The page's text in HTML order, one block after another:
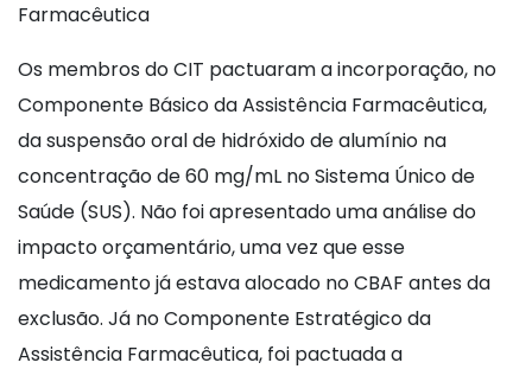
Farmacêutica
Os membros do CIT pactuaram a incorporação, no
Componente Básico da Assistência Farmacêutica,
da suspensão oral de hidróxido de alumínio na
concentração de 60 mg/mL no Sistema Único de
Saúde (SUS). Não foi apresentado uma análise do
impacto orçamentário, uma vez que esse
medicamento já estava alocado no CBAF antes da
exclusão. Já no Componente Estratégico da
Assistência Farmacêutica, foi pactuada a